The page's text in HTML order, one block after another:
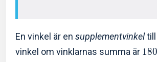
En vinkel är en supplementvinkeltill
vinkel om vinklarnas summa är 180